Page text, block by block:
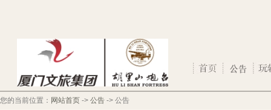
您的当前位置： 网站首页 -> 公告 -> 公告